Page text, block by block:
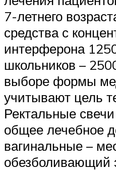
7-летнего
средства с
интерферона
школьников –
выборе формы
учитывают цель
Ректальные
общее лечебное
вагинальные –
обезболивающий